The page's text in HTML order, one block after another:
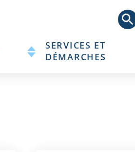
principalSERVICES ET
DÉMARCHES